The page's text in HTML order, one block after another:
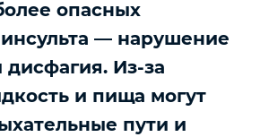
опасных
— нарушение
дисфагия. Из-за
и пища могут
пути и